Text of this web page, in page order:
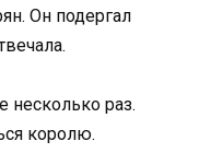
Он подергал
несколько раз.
королю.